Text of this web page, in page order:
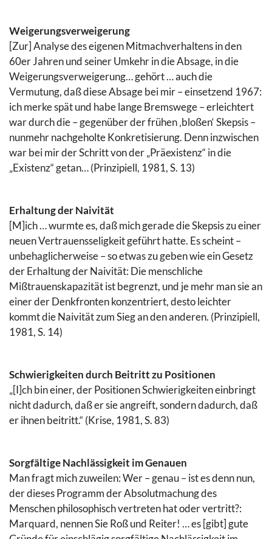
Weigerungsverweigerung
[Zur] Analyse des eigenen Mitmachverhaltens in den
60er Jahren und seiner Umkehr in die Absage, in die
Weigerungsverweigerung… gehört … auch die
Vermutung, daß diese Absage bei mir – einsetzend 1967:
ich merke spät und habe lange Bremswege – erleichtert
war durch die – gegenüber der frühen ‚bloßen‘ Skepsis –
nunmehr nachgeholte Konkretisierung. Denn inzwischen
war bei mir der Schritt von der „Präexistenz“ in die
„Existenz“ getan… (Prinzipiell, 1981, S. 13)
Erhaltung der Naivität
[M]ich … wurmte es, daß mich gerade die Skepsis zu einer
neuen Vertrauensseligkeit geführt hatte. Es scheint –
unbehaglicherweise – so etwas zu geben wie ein Gesetz
der Erhaltung der Naivität: Die menschliche
Mißtrauenskapazität ist begrenzt, und je mehr man sie an
einer der Denkfronten konzentriert, desto leichter
kommt die Naivität zum Sieg an den anderen. (Prinzipiell,
1981, S. 14)
Schwierigkeiten durch Beitritt zu Positionen
„[I]ch bin einer, der Positionen Schwierigkeiten einbringt
nicht dadurch, daß er sie angreift, sondern dadurch, daß
er ihnen beitritt.“ (Krise, 1981, S. 83)
Sorgfältige Nachlässigkeit im Genauen
Man fragt mich zuweilen: Wer – genau – ist es denn nun,
der dieses Programm der Absolutmachung des
Menschen philosophisch vertreten hat oder vertritt?:
Marquard, nennen Sie Roß und Reiter! … es [gibt] gute